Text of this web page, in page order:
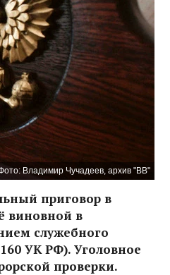
Владимир Чучадеев, архив "ВВ"
приговор в
виновной в
служебного
УК РФ). Уголовное
проверки.